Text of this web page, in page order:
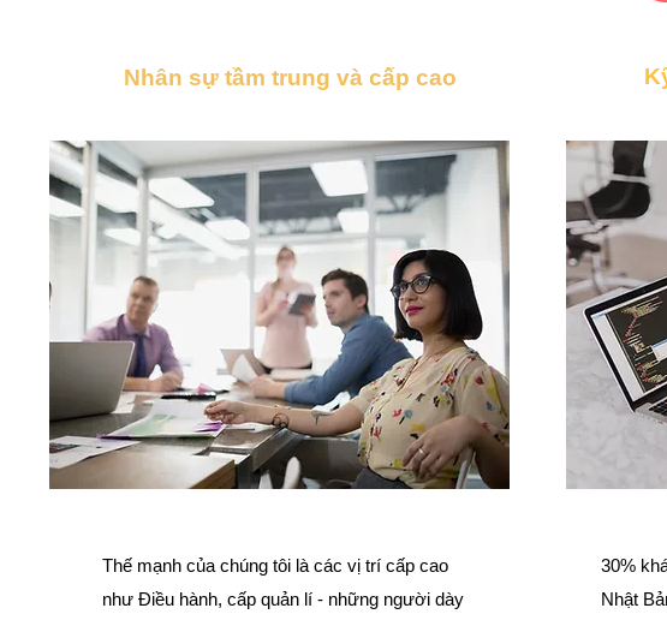
Nhân sự tầm trung và cấp cao
Thế mạnh của chúng tôi là các vị trí cấp cao
như Điều hành, cấp quản lí - những người dày
30%
Nhật